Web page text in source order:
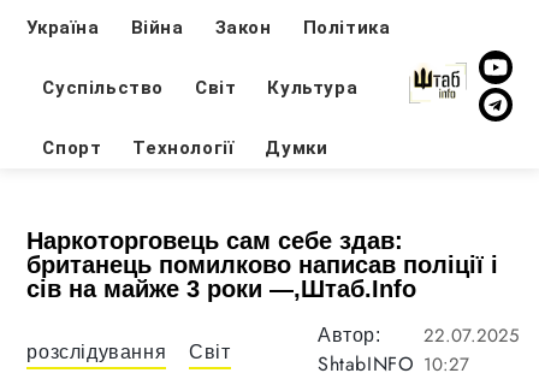
Україна Війна Закон Політика
Суспільство Світ Культура
Спорт Технології Думки
Наркоторговець сам себе здав:
британець помилково написав поліції і
сів на майже 3 роки —,Штаб.Info
розслідування Світ
Автор:
ShtabINFO
22.07.2025
10:27